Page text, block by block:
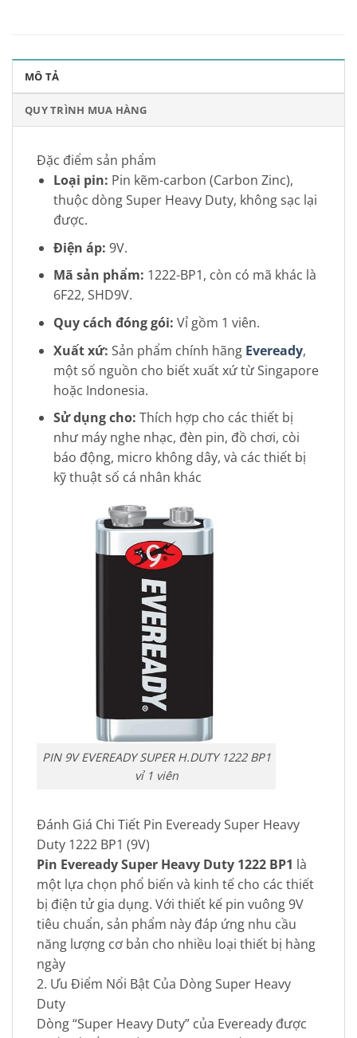
MÔ TẢ
QUY TRÌNH MUA HÀNG
Đặc điểm sản phẩm
Loại pin: Pin kẽm-carbon (Carbon Zinc),
thuộc dòng Super Heavy Duty, không sạc lại
được.
Điện áp: 9V.
Mã sản phẩm: 1222-BP1, còn có mã khác là
6F22, SHD9V.
Quy cách đóng gói: Vỉ gồm 1 viên.
Xuất xứ: Sản phẩm chính hãng Eveready,
một số nguồn cho biết xuất xứ từ Singapore
hoặc Indonesia.
Sử dụng cho: Thích hợp cho các thiết bị
như máy nghe nhạc, đèn pin, đồ chơi, còi
báo động, micro không dây, và các thiết bị
kỹ thuật số cá nhân khác
PIN 9V EVEREADY SUPER H.DUTY 1222 BP1
vỉ 1 viên
Đánh Giá Chi Tiết Pin Eveready Super Heavy
Duty 1222 BP1 (9V)
Pin Eveready Super Heavy Duty 1222 BP1 là
một lựa chọn phổ biến và kinh tế cho các thiết
bị điện tử gia dụng. Với thiết kế pin vuông 9V
tiêu chuẩn, sản phẩm này đáp ứng nhu cầu
năng lượng cơ bản cho nhiều loại thiết bị hàng
ngày
2. Ưu Điểm Nổi Bật Của Dòng Super Heavy
Duty
Dòng “Super Heavy Duty” của Eveready được